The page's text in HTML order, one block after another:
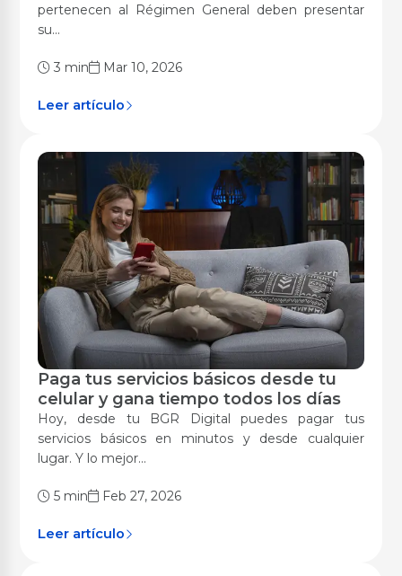
pertenecen al Régimen General deben presentar
su...
3 min Mar 10, 2026
Leer artículo
Digitalización
Paga tus servicios básicos desde tu
celular y gana tiempo todos los días
Hoy, desde tu BGR Digital puedes pagar tus
servicios básicos en minutos y desde cualquier
lugar. Y lo mejor...
5 min Feb 27, 2026
Leer artículo